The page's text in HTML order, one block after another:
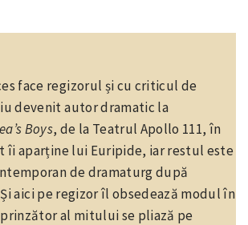
face regizorul și cu criticul de
devenit autor dramatic la
Boys, de la Teatrul Apollo 111, în
îi aparține lui Euripide, iar restul este
de dramaturg după
aici pe regizor îl obsedează modul în
al mitului se pliază pe